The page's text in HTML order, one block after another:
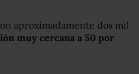
aproximadamente dos mil
muy cercana a 50 por